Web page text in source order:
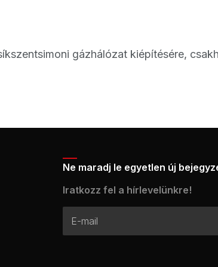
gázhálózat kiépítésére,
Ne maradj le egyetlen új
Iratkozz fel a hírlevelünkre!